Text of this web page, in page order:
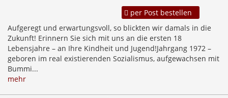
per Post bestellen
Aufgeregt und erwartungsvoll, so blickten wir damals in die
Zukunft! Erinnern Sie sich mit uns an die ersten 18
Lebensjahre – an Ihre Kindheit und Jugend!Jahrgang 1972 –
geboren im real existierenden Sozialismus, aufgewachsen mit
Bummi...
mehr